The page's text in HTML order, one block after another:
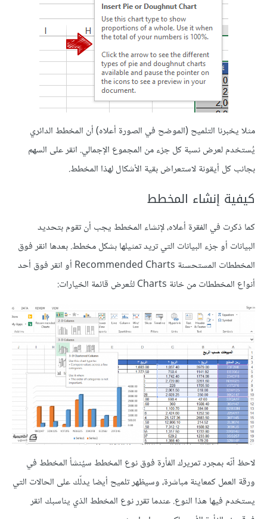
مثلا يخبرنا التلميح (الموضح في الصورة أعلاه) أن المخطط الدائري
يُستخدم لعرض نسبة كل جزء من المجموع الإجمالي. انقر على السهم
بجانب كل أيقونة لاستعراض بقية الأشكال لهذا المخطط.
كيفية إنشاء المخطط
كما ذكرت في الفقرة أعلاه، لإنشاء المخطط يجب أن تقوم بتحديد
البيانات أو جزء البيانات التي تريد تمثيلها بشكل مخطط. بعدها انقر فوق
المخططات المستحسنة Recommended Charts أو انقر فوق أحد
أنواع المخططات من خانة Charts لتُعرض قائمة الخيارات:
لاحظ أنّه بمجرد تمريرك الفأرة فوق نوع المخطط سيُنشأ المخطط في
ورقة العمل كمعاينة مباشرة، وسيظهر تلميح أيضا يدلّك على الحالات التي
يستخدم فيها هذا النوع. عندما تقرر نوع المخطط الذي يناسبك انقر